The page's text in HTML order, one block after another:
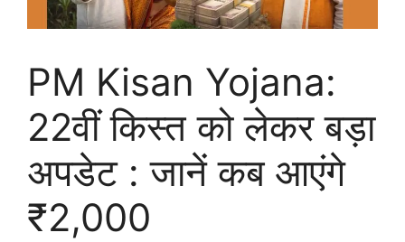
PM Kisan Yojana:
22वीं किस्त को लेकर बड़ा
अपडेट : जानें कब आएंगे
₹2,000